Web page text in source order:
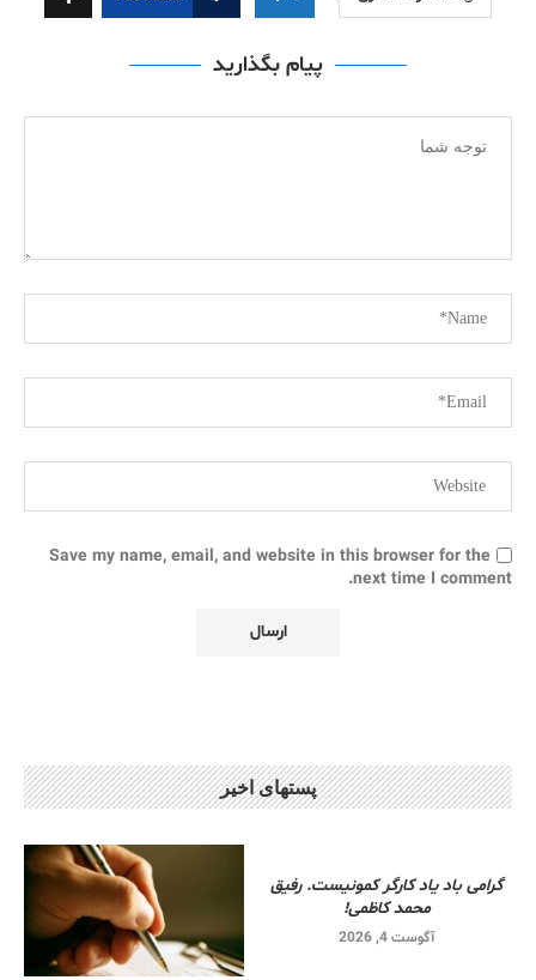
پیام بگذارید
Save my name, email, and website in this browser for the
next time I comment.
پستهای اخیر
گرامی باد یاد کارگر کمونیست. رفیق
محمد کاظمی!
آگوست 4, 2026